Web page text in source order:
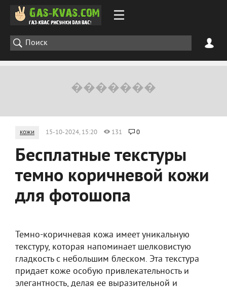
кожи 15-10-2024, 15:20 131 0
Бесплатные текстуры
темно коричневой кожи
для фотошопа
Темно-коричневая кожа имеет уникальную
текстуру, которая напоминает шелковистую
гладкость с небольшим блеском. Эта текстура
придает коже особую привлекательность и
элегантность, делая ее выразительной и